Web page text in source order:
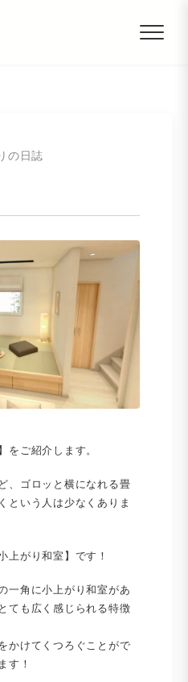
の日誌
をご紹介します。
、ゴロッと横になれる畳
という人は少なくありま
上がり和室】です！
一角に小上がり和室があ
ても広く感じられる特徴
かけてくつろぐことがで
す！